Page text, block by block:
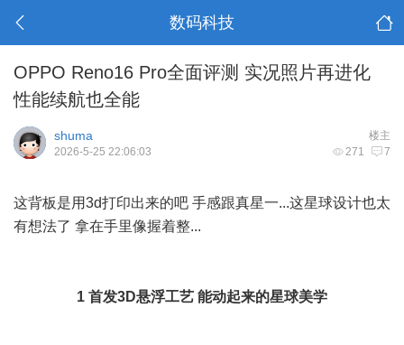
数码科技
OPPO Reno16 Pro全面评测 实况照片再进化
性能续航也全能
楼主
shuma
271 7
2026-5-25 22:06:03
这背板是用3d打印出来的吧 手感跟真星一...这星球设计也太
有想法了 拿在手里像握着整...
1 首发3D悬浮工艺 能动起来的星球美学